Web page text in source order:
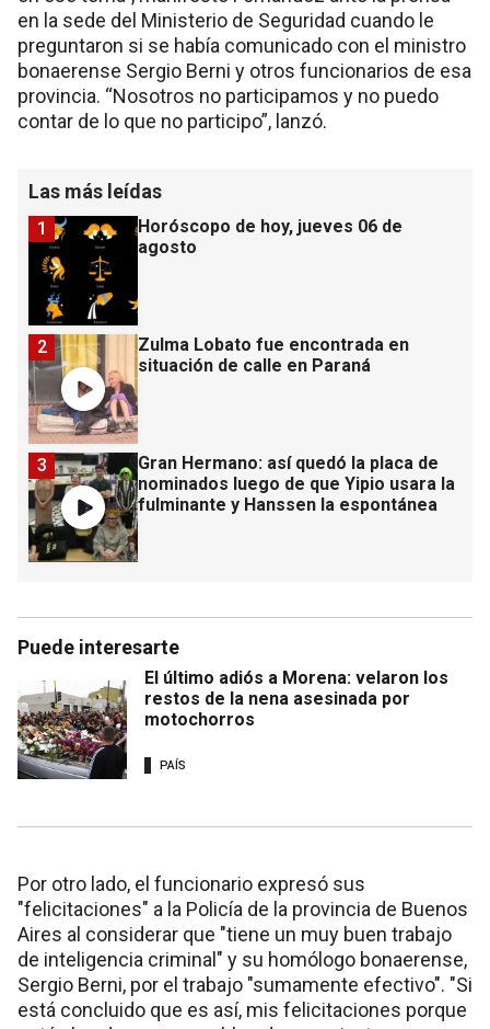
en la sede del Ministerio de Seguridad cuando le
preguntaron si se había comunicado con el ministro
bonaerense Sergio Berni y otros funcionarios de esa
provincia. “Nosotros no participamos y no puedo
contar de lo que no participo”, lanzó.
Las más leídas
Horóscopo de hoy, jueves 06 de
agosto
1
Zulma Lobato fue encontrada en
situación de calle en Paraná
2
Gran Hermano: así quedó la placa de
nominados luego de que Yipio usara la
fulminante y Hanssen la espontánea
3
Puede interesarte
El último adiós a Morena: velaron los
restos de la nena asesinada por
motochorros
PAÍS
Por otro lado, el funcionario expresó sus
"felicitaciones" a la Policía de la provincia de Buenos
Aires al considerar que "tiene un muy buen trabajo
de inteligencia criminal" y su homólogo bonaerense,
Sergio Berni, por el trabajo "sumamente efectivo". "Si
está concluido que es así, mis felicitaciones porque